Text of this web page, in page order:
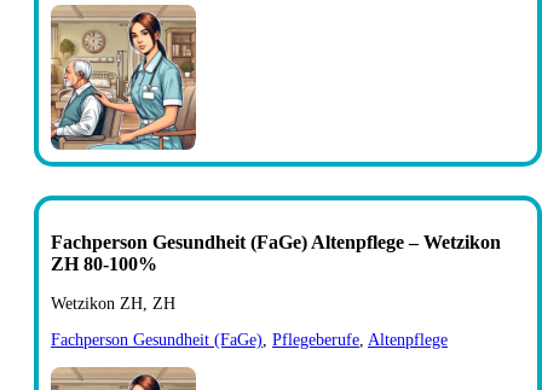
Fachperson Gesundheit (FaGe) Altenpflege – Wetzikon
ZH 80-100%
Wetzikon ZH, ZH
Fachperson Gesundheit (FaGe), Pflegeberufe, Altenpflege